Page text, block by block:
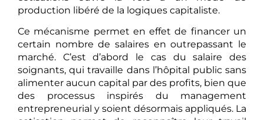
production libéré de la logiques capitaliste.
Ce mécanisme permet en effet de financer un
certain nombre de salaires en outrepassant le
marché. C’est d’abord le cas du salaire des
soignants, qui travaille dans l’hôpital public sans
alimenter aucun capital par des profits, bien que
des processus inspirés du management
entrepreneurial y soient désormais appliqués. La